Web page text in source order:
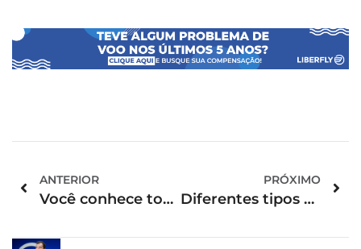
ANTERIOR
Você conhece todas as cores e tipos de passaporte?
PRÓXIMO
Diferentes tipos de hospedagem: qual combina com a sua viagem?